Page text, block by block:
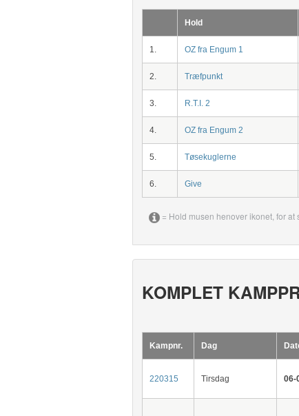
Hold
1. OZ fra Engum 1
2. Træfpunkt
3. R.T.I. 2
4. OZ fra Engum 2
5. Tøsekuglerne
6. Give
= Hold musen henover ikonet, for at
KOMPLET
Kampnr. Dag
220315 Tirsdag 06-